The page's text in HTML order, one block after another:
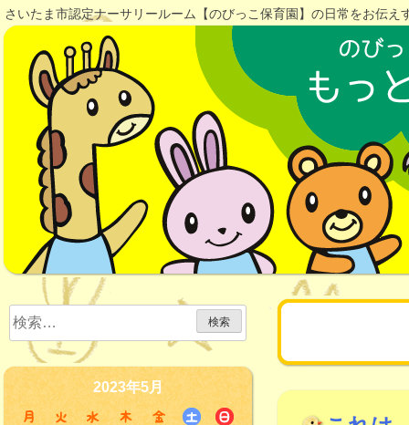
Skip
to
content
さいたま市認定ナーサリールーム【のびっこ保育園】の日常をお伝え
検
索:
2023年5月